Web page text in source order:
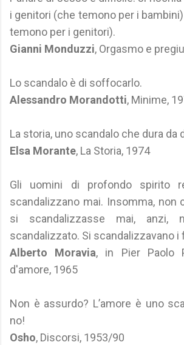
i genitori (che temono per i
temono per i genitori).
Gianni Monduzzi, Orgasmo e
Lo scandalo è di soffocarlo.
Alessandro Morandotti, Minime,
La storia, uno scandalo che dura da
Elsa Morante, La Storia, 1974
Gli uomini di profondo spirito
scandalizzano mai. Insomma, non
si scandalizzasse mai,
scandalizzato. Si scandalizzavano i
Alberto Moravia, in Pier Paolo
d'amore, 1965
Non è assurdo? L’amore è uno
no!
Osho, Discorsi, 1953/90